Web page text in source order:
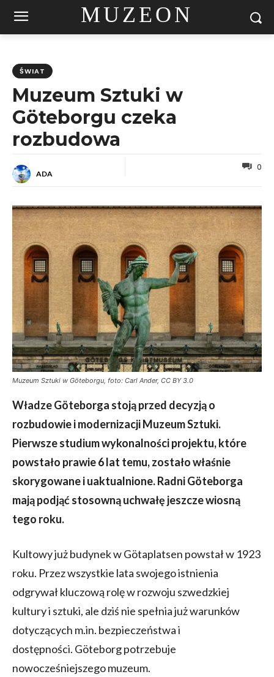
MUZEON
ŚWIAT
Muzeum Sztuki w
Göteborgu czeka
rozbudowa
ADA
0
Muzeum Sztuki w Göteborgu, foto: Carl Ander, CC BY 3.0
WładzeGöteborga stoją przed decyzją o
rozbudowie i modernizacji Muzeum Sztuki.
Pierwsze studium wykonalności projektu, które
powstało prawie 6 lat temu, zostało właśnie
skorygowane i uaktualnione. RadniGöteborga
mają podjąć stosowną uchwałę jeszcze wiosną
tego roku.
Kultowy już budynek w Götaplatsen powstał w 1923
roku. Przez wszystkie lata swojego istnienia
odgrywał kluczową rolę w rozwoju szwedzkiej
kultury i sztuki, ale dziś nie spełnia już warunków
dotyczących m.in. bezpieczeństwa i
dostępności. Göteborg potrzebuje
nowocześniejszego muzeum.